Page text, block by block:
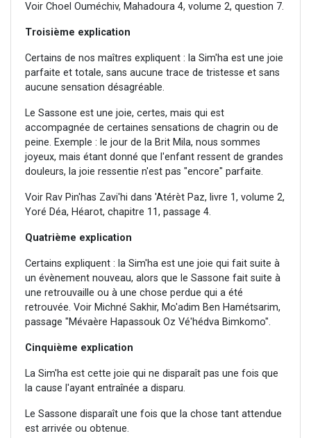
Voir Choel Ouméchiv, Mahadoura 4, volume 2, question 7.
Troisième explication
Certains de nos maîtres expliquent : la Sim'ha est une joie
parfaite et totale, sans aucune trace de tristesse et sans
aucune sensation désagréable.
Le Sassone est une joie, certes, mais qui est
accompagnée de certaines sensations de chagrin ou de
peine. Exemple : le jour de la Brit Mila, nous sommes
joyeux, mais étant donné que l'enfant ressent de grandes
douleurs, la joie ressentie n'est pas "encore" parfaite.
Voir Rav Pin'has Zavi'hi dans 'Atérèt Paz, livre 1, volume 2,
Yoré Déa, Héarot, chapitre 11, passage 4.
Quatrième explication
Certains expliquent : la Sim'ha est une joie qui fait suite à
un évènement nouveau, alors que le Sassone fait suite à
une retrouvaille ou à une chose perdue qui a été
retrouvée. Voir Michné Sakhir, Mo'adim Ben Hamétsarim,
passage "Mévaère Hapassouk Oz Vé'hédva Bimkomo".
Cinquième explication
La Sim'ha est cette joie qui ne disparaît pas une fois que
la cause l'ayant entraînée a disparu.
Le Sassone disparaît une fois que la chose tant attendue
est arrivée ou obtenue.